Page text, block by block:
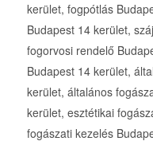
kerület, fogpótlás
Budapest 14 kerület,
fogorvosi rendelő
Budapest 14 kerület,
kerület, általános
kerület, esztétikai
fogászati kezelés